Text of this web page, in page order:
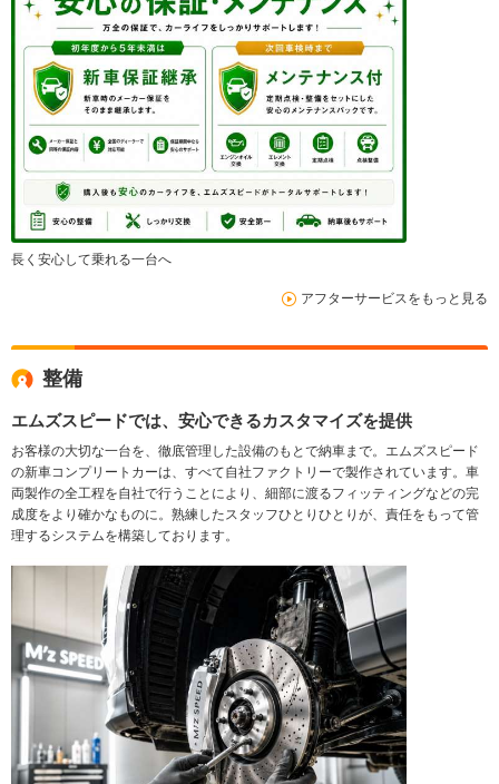
長く安心して乗れる一台へ
アフターサービスをもっと見る
整備
エムズスピードでは、安心できるカスタマイズを提供
お客様の大切な一台を、徹底管理した設備のもとで納車まで。エムズスピード
の新車コンプリートカーは、すべて自社ファクトリーで製作されています。車
両製作の全工程を自社で行うことにより、細部に渡るフィッティングなどの完
成度をより確かなものに。熟練したスタッフひとりひとりが、責任をもって管
理するシステムを構築しております。